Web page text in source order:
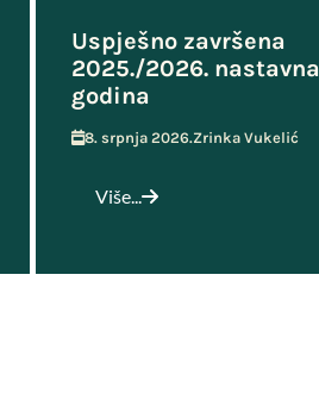
Uspješno završena
2025./2026. nastavna
godina
8. srpnja 2026.Zrinka Vukelić
Više...